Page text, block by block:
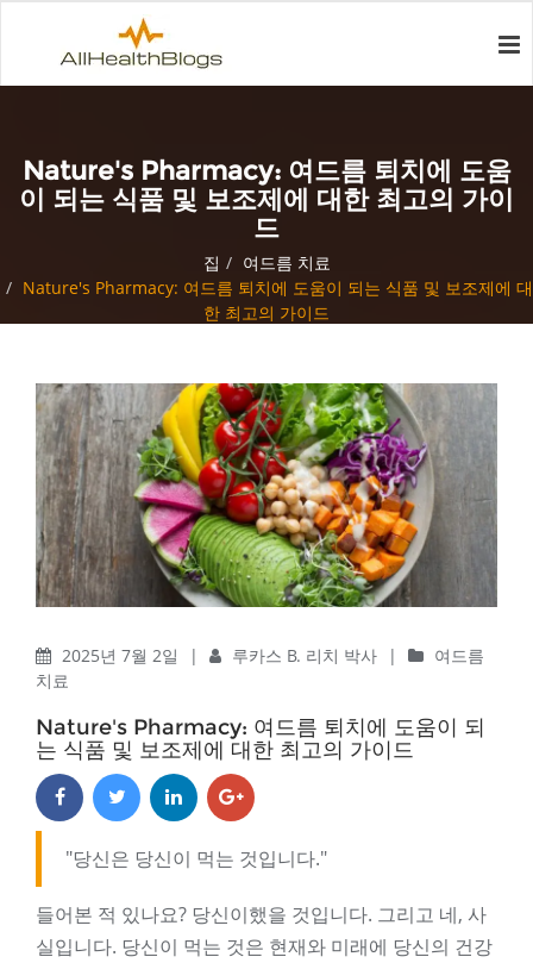
Nature's Pharmacy: 여드름 퇴치에 도움
이 되는 식품 및 보조제에 대한 최고의 가이
드
집
여드름 치료
Nature's Pharmacy: 여드름 퇴치에 도움이 되는 식품 및 보조제에 대
한 최고의 가이드
2025년 7월 2일 | 루카스 B. 리치 박사 |
여드름
치료
Nature's Pharmacy: 여드름 퇴치에 도움이 되
는 식품 및 보조제에 대한 최고의 가이드
"당신은 당신이 먹는 것입니다."
들어본 적 있나요? 당신이했을 것입니다. 그리고 네, 사
실입니다. 당신이 먹는 것은 현재와 미래에 당신의 건강